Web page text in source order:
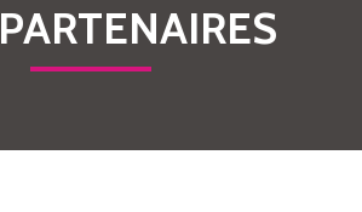
PARTENAIRES